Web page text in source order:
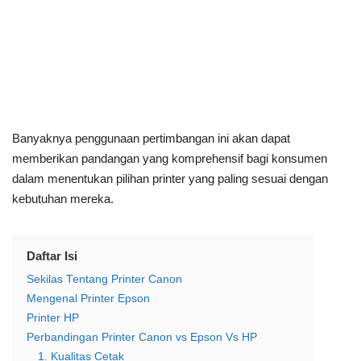
Banyaknya penggunaan pertimbangan ini akan dapat
memberikan pandangan yang komprehensif bagi konsumen
dalam menentukan pilihan printer yang paling sesuai dengan
kebutuhan mereka.
Daftar Isi
Sekilas Tentang Printer Canon
Mengenal Printer Epson
Printer HP
Perbandingan Printer Canon vs Epson Vs HP
1. Kualitas Cetak